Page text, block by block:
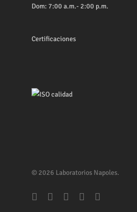
Dom: 7:00 a.m.- 2:00 p.m.
Certificaciones
© 2026 Laboratorios Napoles.
facebookyoutubewhatsappphoneemail